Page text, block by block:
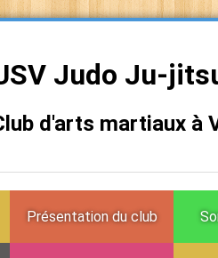
Judo Ju-
d'arts martiaux à
Présentation du club